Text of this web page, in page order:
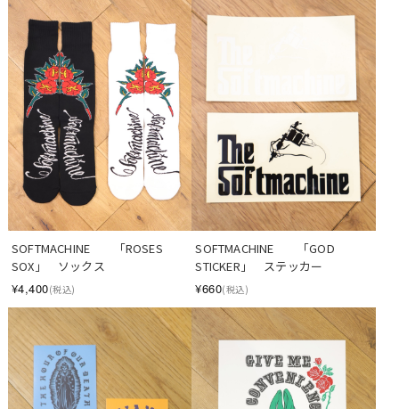
SOFTMACHINE　　「ROSES
SOX」　ソックス
¥4,400(税込)
SOFTMACHINE　　「GOD
STICKER」　ステッカー
¥660(税込)